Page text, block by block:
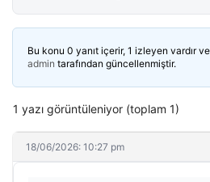
Bu konu 0 yanıt içerir, 1 izleyen vardır
admin tarafından güncellenmiştir.
1 yazı görüntüleniyor (toplam 1)
18/06/2026: 10:27 pm